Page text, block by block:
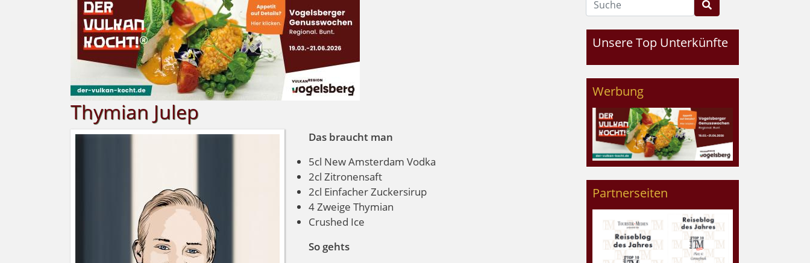
Thymian Julep
Das braucht man
5cl New Amsterdam Vodka
2cl Zitronensaft
2cl Einfacher Zuckersirup
4 Zweige Thymian
Crushed Ice
So gehts
Unsere Top Unterkünfte
Werbung
Partnerseiten